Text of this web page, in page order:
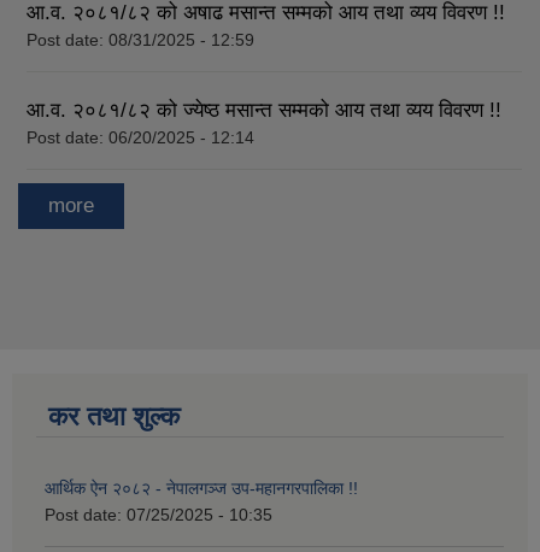
आ.व. २०८१/८२ को अषाढ मसान्त सम्मको आय तथा व्यय विवरण !!
Post date: 08/31/2025 - 12:59
आ.व. २०८१/८२ को ज्येष्ठ मसान्त सम्मको आय तथा व्यय विवरण !!
Post date: 06/20/2025 - 12:14
more
कर तथा शुल्क
आर्थिक ऐन २०८२ - नेपालगञ्ज उप-महानगरपालिका !!
Post date: 07/25/2025 - 10:35